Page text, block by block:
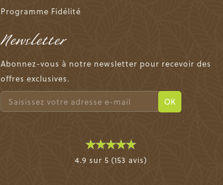
Programme Fidélité
Newsletter
Abonnez-vous à notre newsletter pour recevoir des
offres exclusives.
OK
4.9 sur 5 (153 avis)